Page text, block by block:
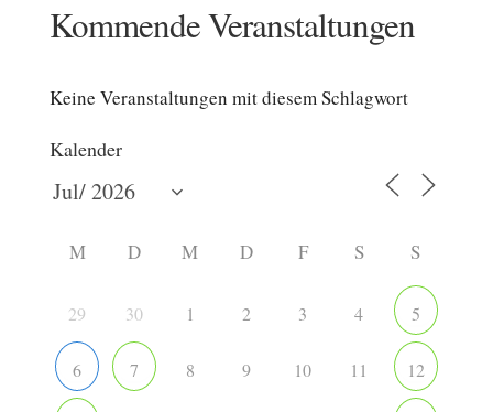
Kommende Veranstaltungen
Keine Veranstaltungen mit diesem Schlagwort
Kalender
M D M D F S S
29 30 1 2 3 4 5
6 7 8 9 10 11 12